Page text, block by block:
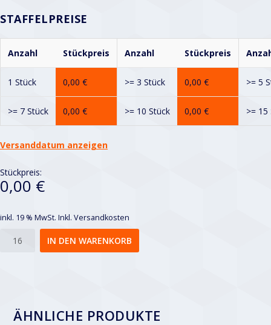
STAFFELPREISE
Anzahl Stückpreis Anzahl Stückpreis
1 Stück 0,00 € >= 3 Stück 0,00 € >= 5
>= 7 Stück 0,00 € >= 10 Stück 0,00 € >= 15
Versanddatum anzeigen
Stückpreis:
0,00 €
inkl. 19 % MwSt. Inkl. Versandkosten
IN DEN WARENKORB
ÄHNLICHE PRODUKTE